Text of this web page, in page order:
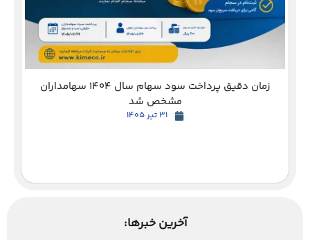
زمان دقیق پرداخت سود سهام سال 1404 سهامداران
مشخص شد
31 تیر 1405
آخرین خبرها: